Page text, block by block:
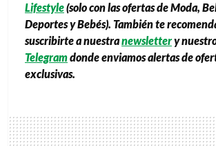
Lifestyle(solo con las ofertas de Moda,
Deportes y Bebés). También te
suscribirte a nuestranewslettery
Telegramdonde enviamos alertas de
exclusivas.